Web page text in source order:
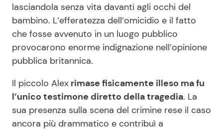
lasciandola senza vita davanti agli occhi del
bambino. L’efferatezza dell’omicidio e il fatto
che fosse avvenuto in un luogo pubblico
provocarono enorme indignazione nell’opinione
pubblica britannica.
Il piccolo Alex rimase fisicamente illeso ma fu
l’unico testimone diretto della tragedia. La
sua presenza sulla scena del crimine rese il caso
ancora più drammatico e contribuì a